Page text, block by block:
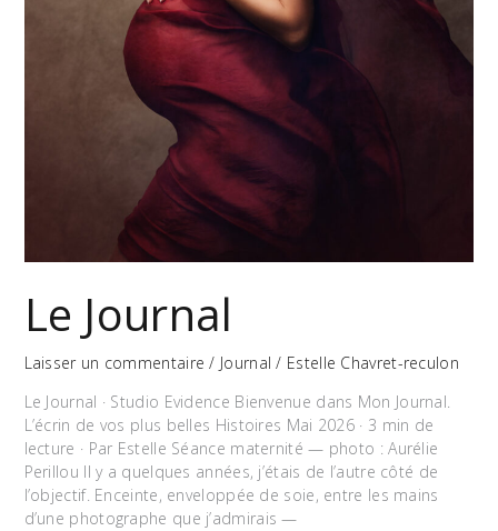
Le Journal
Laisser un commentaire / Journal / Estelle Chavret-reculon
Le Journal · Studio Evidence Bienvenue dans Mon Journal.
L’écrin de vos plus belles Histoires Mai 2026 · 3 min de
lecture · Par Estelle Séance maternité — photo : Aurélie
Perillou Il y a quelques années, j’étais de l’autre côté de
l’objectif. Enceinte, enveloppée de soie, entre les mains
d’une photographe que j’admirais —